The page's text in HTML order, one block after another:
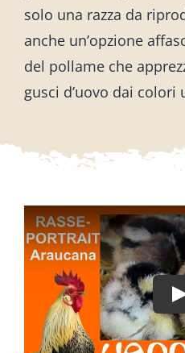
solo una razza da
anche un’opzione
del pollame che
gusci d’uovo dai colori